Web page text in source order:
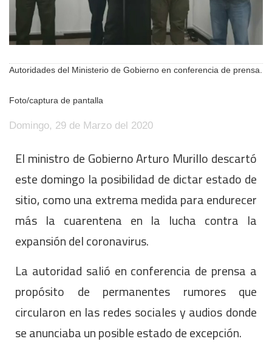
Autoridades del Ministerio de Gobierno en conferencia de prensa.
Foto/captura de pantalla
Domingo, 29 de Marzo del 2020
El ministro de Gobierno Arturo Murillo descartó
este domingo la posibilidad de dictar estado de
sitio, como una extrema medida para endurecer
más la cuarentena en la lucha contra la
expansión del coronavirus.
La autoridad salió en conferencia de prensa a
propósito de permanentes rumores que
circularon en las redes sociales y audios donde
se anunciaba un posible estado de excepción.